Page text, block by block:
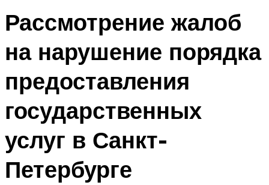
Рассмотрение жалоб
на нарушение порядка
предоставления
государственных
услуг в Санкт-
Петербурге